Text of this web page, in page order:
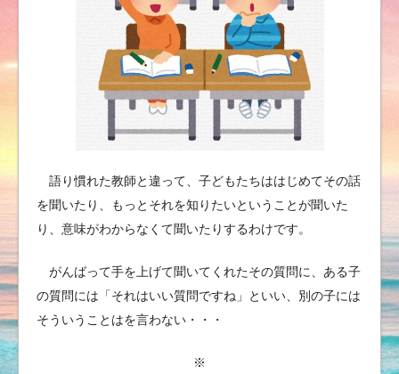
語り慣れた教師と違って、子どもたちははじめてその話
を聞いたり、もっとそれを知りたいということが聞いた
り、意味がわからなくて聞いたりするわけです。
がんばって手を上げて聞いてくれたその質問に、ある子
の質問には「それはいい質問ですね」といい、別の子には
そういうことはを言わない・・・
※